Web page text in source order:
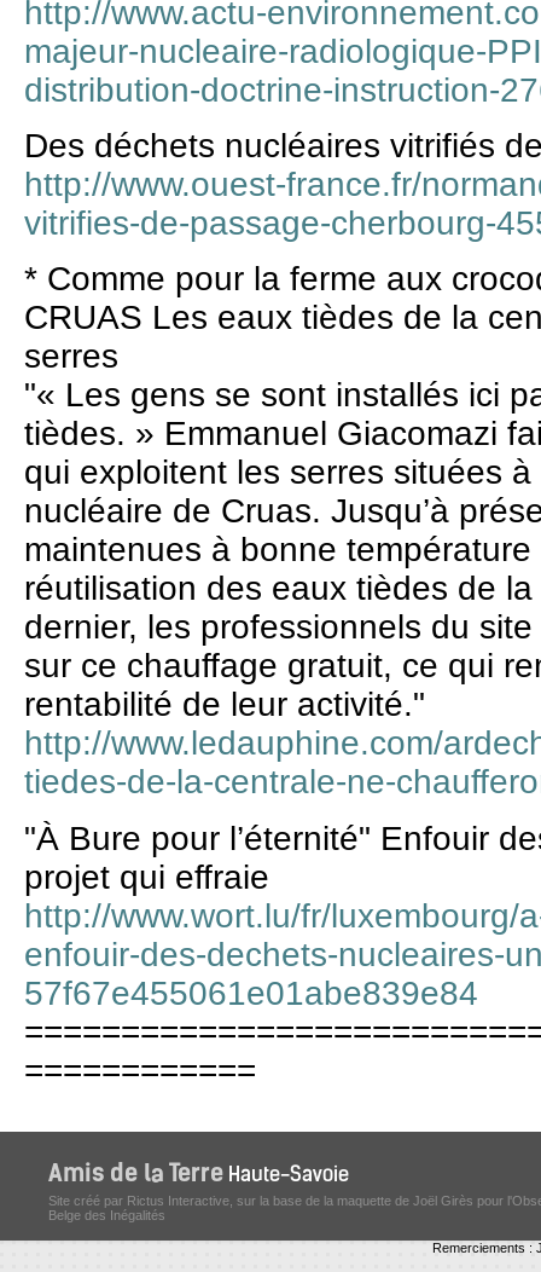
http://www.actu-
majeur-nucleaire-radiologique-
distribution-doctrine-instruction-
Des déchets nucléaires vitrifiés
http://www.ouest-france.fr/
vitrifies-de-passage-cherbourg-
* Comme pour la ferme aux
CRUAS Les eaux tièdes de la
serres
"« Les gens se sont installés ici
tièdes. » Emmanuel Giacomazi
qui exploitent les serres situées
nucléaire de Cruas. Jusqu’à
maintenues à bonne
réutilisation des eaux tièdes de
dernier, les professionnels du
sur ce chauffage gratuit, ce qui
rentabilité de leur activité."
http://www.ledauphine.com/
tiedes-de-la-centrale-ne-
"À Bure pour l’éternité" Enfouir
projet qui effraie
http://www.wort.lu/fr/luxembourg/
enfouir-des-dechets-nucleaires-
57f67e455061e01abe839e84
============
Site créé par Rictus Interactive, sur la base de la maquette de Joël Girès pour
Belge des Inégalités
Remerciements :